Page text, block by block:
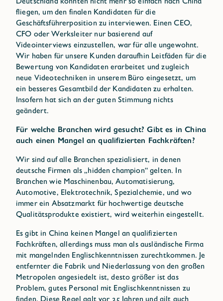
fliegen, um den finalen Kandidaten für die
Geschäftsführerposition zu interviewen. Einen CEO,
CFO oder Werksleiter nur basierend auf
Videointerviews einzustellen, war für alle ungewohnt.
Wir haben für unsere Kunden daraufhin Leitfäden für die
Bewertung von Kandidaten erarbeitet und zugleich
neue Videotechniken in unserem Büro eingesetzt, um
ein besseres Gesamtbild der Kandidaten zu erhalten.
Insofern hat sich an der guten Stimmung nichts
geändert.
Für welche Branchen wird gesucht? Gibt es in China
auch einen Mangel an qualifizierten Fachkräften?
Wir sind auf alle Branchen spezialisiert, in denen
deutsche Firmen als „hidden champion“ gelten. In
Branchen wie Maschinenbau, Automatisierung,
Automotive, Elektrotechnik, Spezialchemie, und wo
immer ein Absatzmarkt für hochwertige deutsche
Qualitätsprodukte existiert, wird weiterhin eingestellt.
Es gibt in China keinen Mangel an qualifizierten
Fachkräften, allerdings muss man als ausländische Firma
mit mangelnden Englischkenntnissen zurechtkommen. Je
entfernter die Fabrik und Niederlassung von den großen
Metropolen angesiedelt ist, desto größer ist das
Problem, gutes Personal mit Englischkenntnissen zu
finden. Diese Regel galt vor 25 Jahren und gilt auch